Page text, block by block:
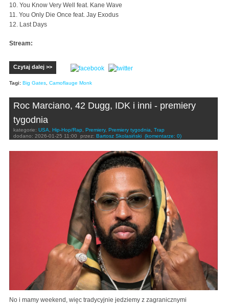
10. You Know Very Well feat. Kane Wave
11. You Only Die Once feat. Jay Exodus
12. Last Days
Stream:
Czytaj dalej >>
Tagi: Big Gates, Camoflauge Monk
Roc Marciano, 42 Dugg, IDK i inni - premiery
tygodnia
kategorie: USA, Hip-Hop/Rap, Premiery, Premiery tygodnia, Trap
dodano: 2026-01-25 11:00 przez: Bartosz Skolasiński (komentarze: 0)
No i mamy weekend, więc tradycyjnie jedziemy z zagranicznymi